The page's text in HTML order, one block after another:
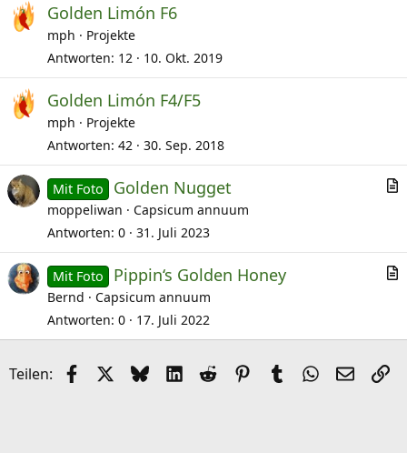
Golden Limón F6
mph
Projekte
Antworten 12 10. Okt. 2019
Golden Limón F4/F5
mph
Projekte
Antworten 42 30. Sep. 2018
i
Mit Foto Golden Nugget
moppeliwan
Capsicum annuum
Antworten 0 31. Juli 2023
i
Mit Foto Pippin‘s Golden Honey
Bernd
Capsicum annuum
Antworten 0 17. Juli 2022
Teilen: FacebookX (Twitter)
BlueskyLinkedIn
Reddit Pinterest
Tumblr WhatsApp
E-Mail